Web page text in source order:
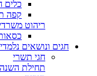
כלים
קפה
ריהוט
חגים ונושאים
חגי תשרי
תחילת השנה